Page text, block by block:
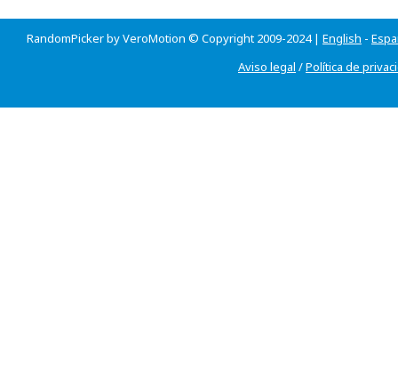
RandomPicker by VeroMotion © Copyright 2009-2024 | English -
Aviso legal /Política de